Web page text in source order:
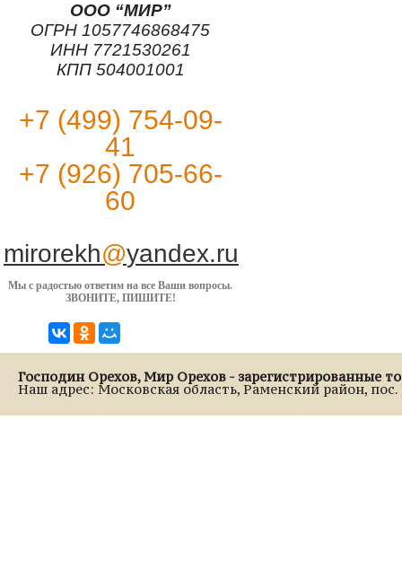
ООО “МИР”
ОГРН 1057746868475
ИНН 7721530261
КПП 504001001
+7 (499) 754-09-
41
+7 (926) 705-66-
60
mirorekh@yandex.ru
Мы с радостью ответим на все Ваши вопросы.
ЗВОНИТЕ, ПИШИТЕ!
Господин Орехов, Мир Орехов - зарегистрированные
Наш адрес: Московская область, Раменский район,